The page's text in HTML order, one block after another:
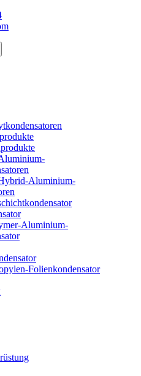
Aluminium-
Aluminium-
Folienkondensator